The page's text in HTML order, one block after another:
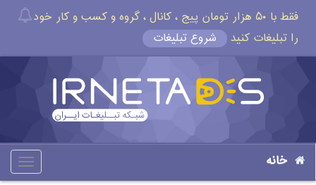
فقط با ۵۰ هزار تومان پیج ، کانال ، گروه و کسب و کار خود
را تبلیغات کنید
شروع تبلیغات
خانه